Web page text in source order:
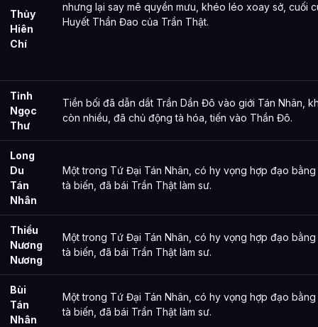
Thủy
Hiên
Chí
nhưng lại say mê quyền mưu, khéo léo xoay sở, cuối
Huyết Thần Đao của Trần Thật.
Tỉnh
Ngọc
Thư
Tiền bối đã dẫn dắt Trần Dần Đô vào giới Tán Nhân,
còn nhiều, đã chủ động tà hóa, tiến vào Thần Đô.
Long
Du
Tán
Nhân
Một trong Tứ Đại Tán Nhân, có hy vọng hợp đạo
tà biến, đã bái Trần Thật làm sư.
Thiều
Nương
Nương
Một trong Tứ Đại Tán Nhân, có hy vọng hợp đạo
tà biến, đã bái Trần Thật làm sư.
Bùi
Tán
Nhân
Một trong Tứ Đại Tán Nhân, có hy vọng hợp đạo
tà biến, đã bái Trần Thật làm sư.